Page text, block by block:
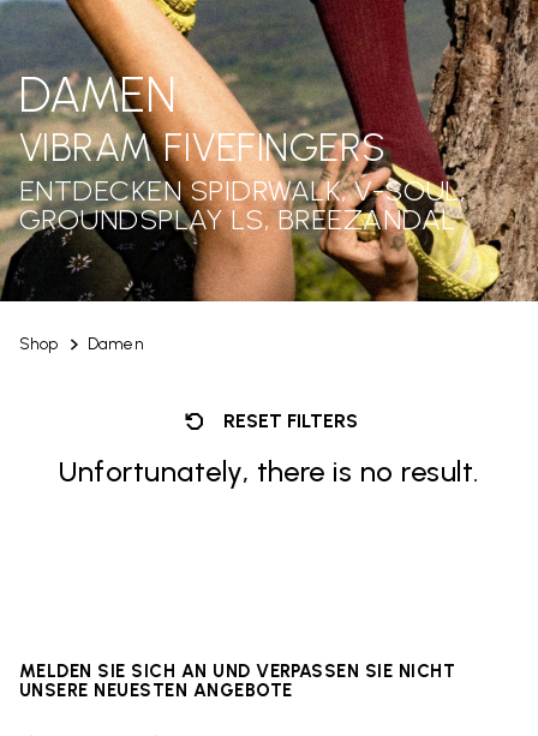
Shop Damen
DAMEN
VIBRAM FIVEFINGERS
ENTDECKEN SPIDRWALK, V-SOUL,
GROUNDSPLAY LS, BREEZANDAL
RESET FILTERS
Unfortunately, there is no result.
MELDEN SIE SICH AN UND VERPASSEN SIE NICHT
UNSERE NEUESTEN ANGEBOTE